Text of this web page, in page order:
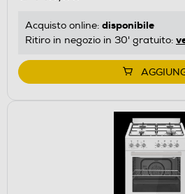
Acquisto online: disponibile
Ritiro in negozio in 30' gratuito: